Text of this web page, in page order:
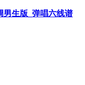
男生版_弹唱六线谱